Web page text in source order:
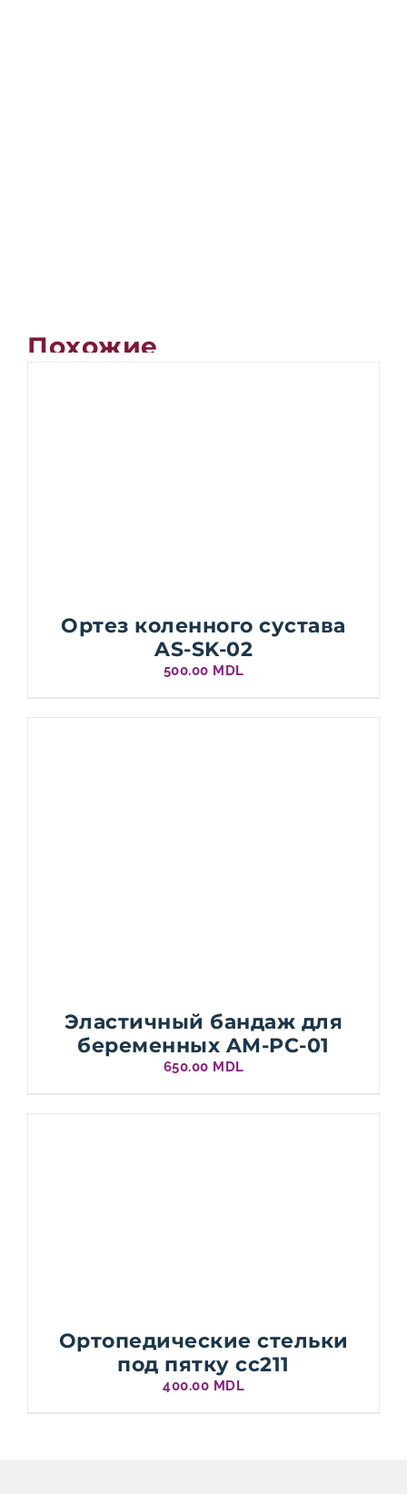
Похожие
Ортез коленного сустава
AS-SK-02
500.00 MDL
Эластичный бандаж для
беременных AM-PC-01
650.00 MDL
Ортопедические стельки
под пятку cc211
400.00 MDL